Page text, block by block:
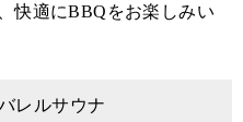
快適にBBQをお楽しみい
レルサウナ